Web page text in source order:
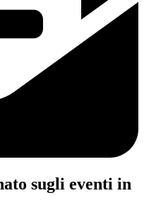
sugli eventi in